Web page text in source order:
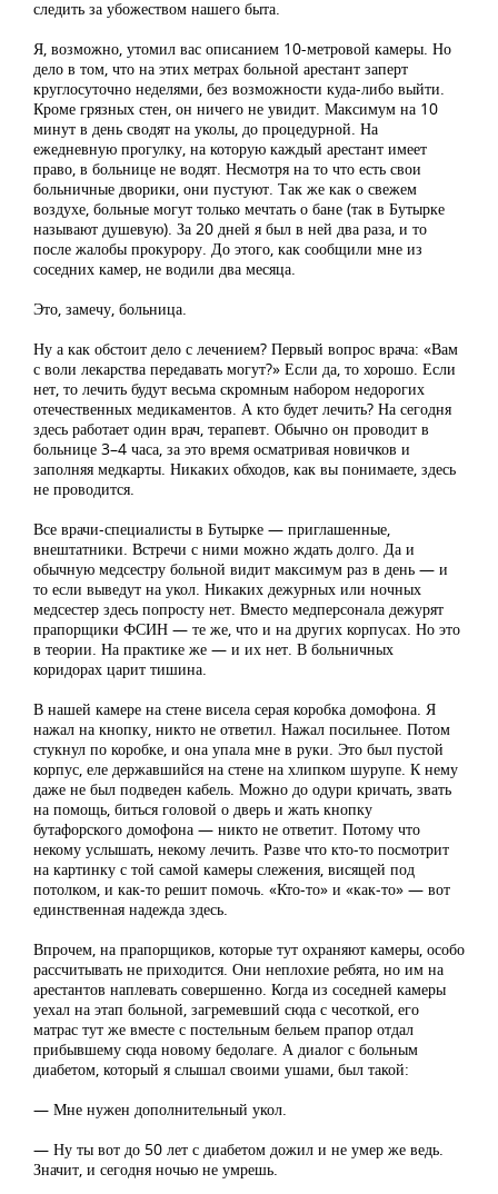
следить за убожеством нашего быта.
Я, возможно, утомил вас описанием 10-метровой камеры. Но
дело в том, что на этих метрах больной арестант заперт
круглосуточно неделями, без возможности куда-либо выйти.
Кроме грязных стен, он ничего не увидит. Максимум на 10
минут в день сводят на уколы, до процедурной. На
ежедневную прогулку, на которую каждый арестант имеет
право, в больнице не водят. Несмотря на то что есть свои
больничные дворики, они пустуют. Так же как о свежем
воздухе, больные могут только мечтать о бане (так в Бутырке
называют душевую). За 20 дней я был в ней два раза, и то
после жалобы прокурору. До этого, как сообщили мне из
соседних камер, не водили два месяца.
Это, замечу, больница.
Ну а как обстоит дело с лечением? Первый вопрос врача: «Вам
с воли лекарства передавать могут?» Если да, то хорошо. Если
нет, то лечить будут весьма скромным набором недорогих
отечественных медикаментов. А кто будет лечить? На сегодня
здесь работает один врач, терапевт. Обычно он проводит в
больнице 3–4 часа, за это время осматривая новичков и
заполняя медкарты. Никаких обходов, как вы понимаете, здесь
не проводится.
Все врачи-специалисты в Бутырке — приглашенные,
внештатники. Встречи с ними можно ждать долго. Да и
обычную медсестру больной видит максимум раз в день — и
то если выведут на укол. Никаких дежурных или ночных
медсестер здесь попросту нет. Вместо медперсонала дежурят
прапорщики ФСИН — те же, что и на других корпусах. Но это
в теории. На практике же — и их нет. В больничных
коридорах царит тишина.
В нашей камере на стене висела серая коробка домофона. Я
нажал на кнопку, никто не ответил. Нажал посильнее. Потом
стукнул по коробке, и она упала мне в руки. Это был пустой
корпус, еле державшийся на стене на хлипком шурупе. К нему
даже не был подведен кабель. Можно до одури кричать, звать
на помощь, биться головой о дверь и жать кнопку
бутафорского домо­фона — никто не ответит. Потому что
некому услышать, некому лечить. Разве что кто-то посмотрит
на картинку с той самой камеры слежения, висящей под
потолком, и как-то решит помочь. «Кто-то» и «как-то» — вот
единственная надежда здесь.
Впрочем, на прапорщиков, которые тут охраняют камеры, особо
рассчитывать не приходится. Они неплохие ребята, но им на
арестантов наплевать совершенно. Когда из соседней камеры
уехал на этап больной, загремевший сюда с чесоткой, его
матрас тут же вместе с постельным бельем прапор отдал
прибывшему сюда новому бедолаге. А диалог с больным
диабетом, который я слышал своими ушами, был такой:
— Мне нужен дополнительный укол.
— Ну ты вот до 50 лет с диабетом дожил и не умер же ведь.
Значит, и сегодня ночью не умрешь.